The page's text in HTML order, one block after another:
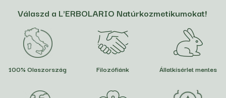
Válaszd a L'ERBOLARIO Natúrkozmetikumokat!
100% Olaszország Filozófiánk Állatkísérlet mentes